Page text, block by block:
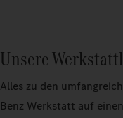
Unsere
Alles zu den
Benz Werkstatt auf